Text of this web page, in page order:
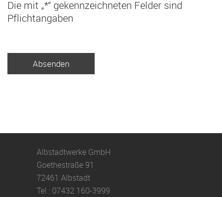
Die mit „*“ gekennzeichneten Felder sind
Pflichtangaben
Albstadtwerke GmbH
Goethestraße 91
72461 Albstadt
Tel.: 07432 160-3999